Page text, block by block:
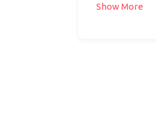
Show More